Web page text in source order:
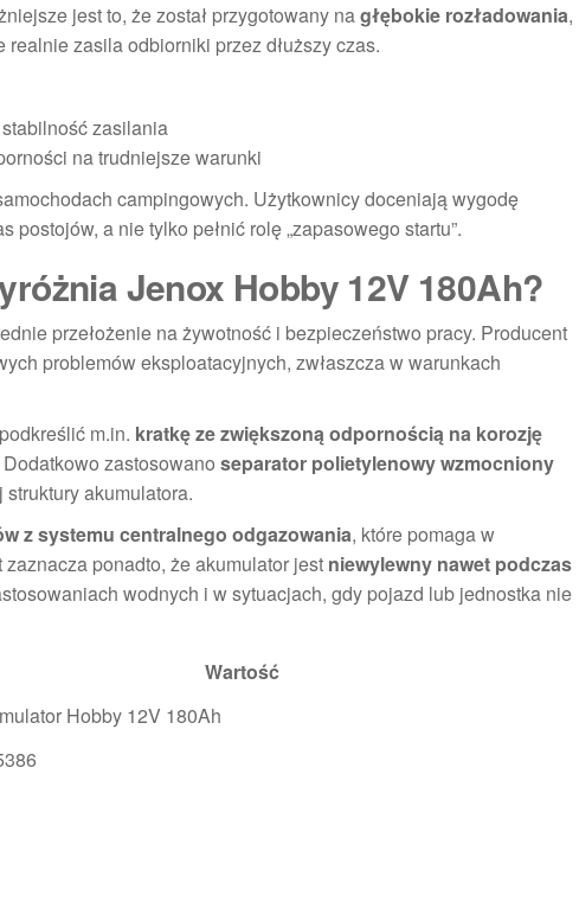
jest to, że został przygotowany nagłębokie rozładowania,
zasila odbiorniki przez dłuższy czas.
zasilania
na trudniejsze warunki
campingowych. Użytkownicy doceniają wygodę
a nie tylko pełnić rolę „zapasowego startu”.
Jenox Hobby 12V 180Ah?
przełożenie na żywotność i bezpieczeństwo pracy. Producent
problemów eksploatacyjnych, zwłaszcza w warunkach
m.in. kratkę ze zwiększoną odpornością na korozję
Dodatkowo zastosowano separator polietylenowy wzmocniony
akumulatora.
z systemu centralnego odgazowania, które pomaga w
ponadto, że akumulator jest niewylewny nawet podczas
wodnych i w sytuacjach, gdy pojazd lub jednostka nie
Wartość
Hobby 12V 180Ah